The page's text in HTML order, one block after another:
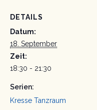
DETAILS
Datum:
18. September
Zeit:
18:30 - 21:30
Serien:
Kresse Tanzraum